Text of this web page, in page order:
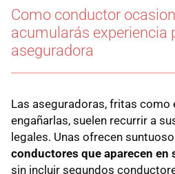
Como conductor
acumularás experiencia
aseguradora
Las aseguradoras, fritas como
engañarlas, suelen recurrir a
legales. Unas ofrecen
conductores que aparecen en
sin incluir segundos